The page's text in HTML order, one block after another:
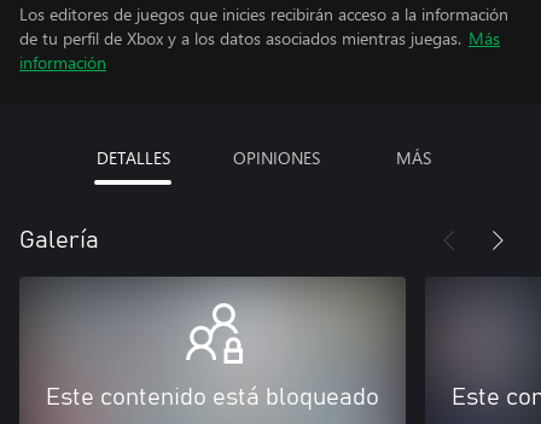
Los editores de juegos que inicies recibirán acceso a la información
de tu perfil de Xbox y a los datos asociados mientras juegas. Más
información
DETALLES OPINIONES MÁS
Galería
Este contenido está bloqueado Este